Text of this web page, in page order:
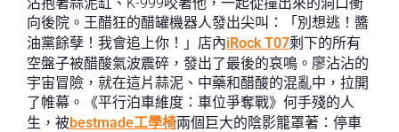
向後院。王醋狂的醋罐機器人發出尖叫：「別想逃！醬
油黨餘孽！我會追上你！」店內iRock T07剩下的所有
空盤子被醋酸氣波震碎，發出了最後的哀鳴。廖沾沾的
宇宙冒險，就在這片蒜泥、中藥和醋酸的混亂中，拉開
了帷幕。《平行泊車維度：車位爭奪戰》何手殘的人
生，被bestmade工學椅兩個巨大的陰影籠罩著：停車